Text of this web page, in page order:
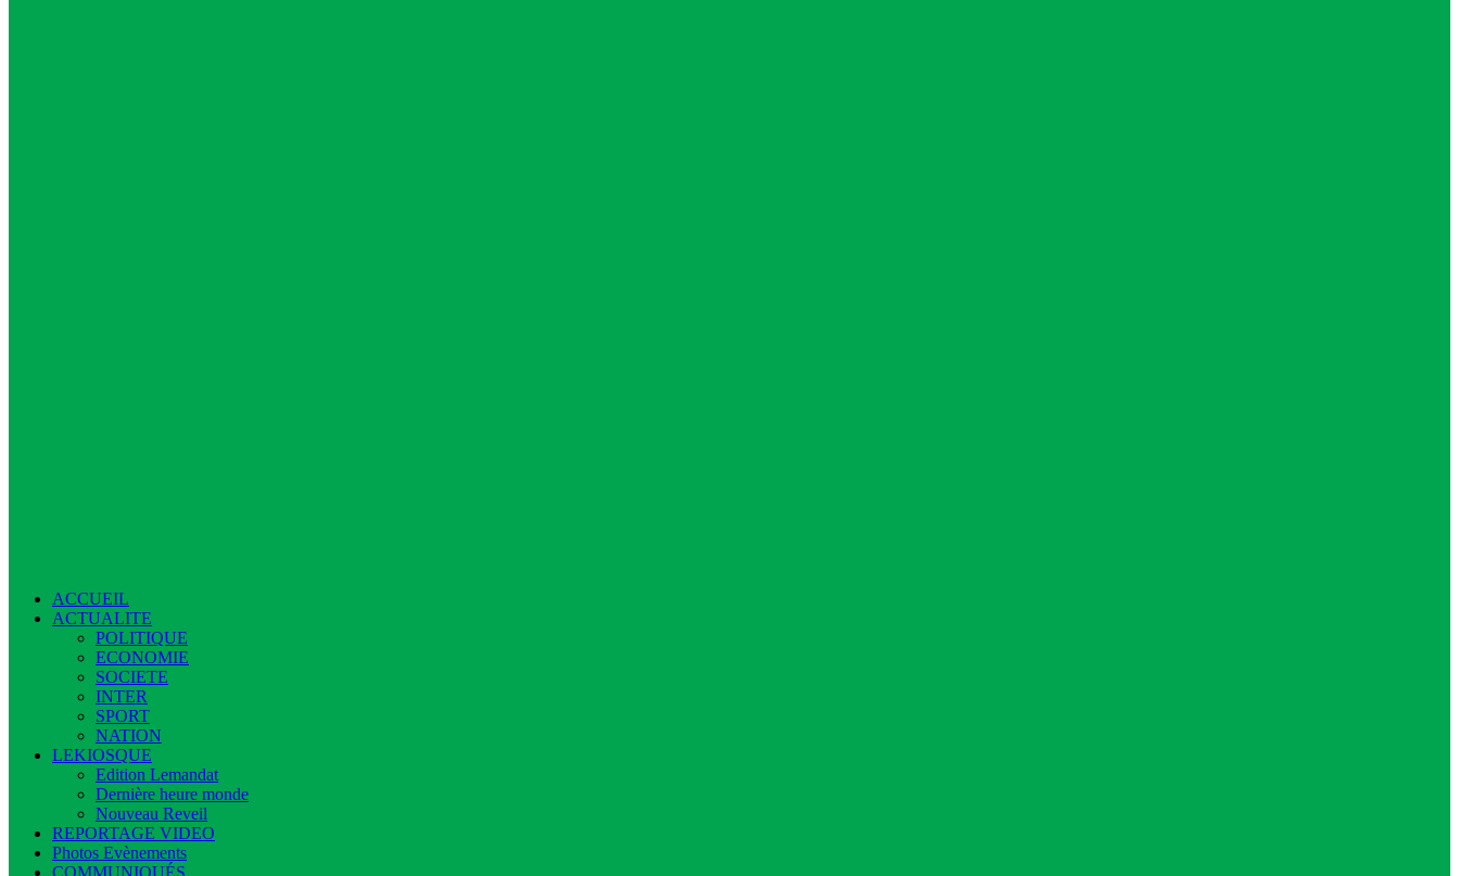
ACCUEIL
ACTUALITE
POLITIQUE
ECONOMIE
SOCIETE
INTER
SPORT
NATION
LEKIOSQUE
Edition Lemandat
Dernière heure monde
Nouveau Reveil
REPORTAGE VIDEO
Photos Evènements
COMMUNIQUÉS